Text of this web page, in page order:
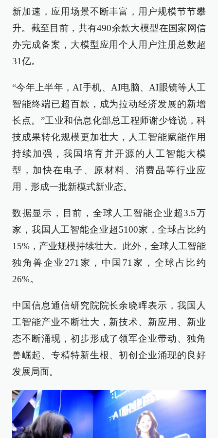
新加速，应用场景不断丰富，用户规模节节攀
升。截至目前，共有490余款大模型在国家网信
办完成备案，大模型应用个人用户注册总数超
31亿。
“今年上半年，AI手机、AI电脑、AI眼镜等人工
智能终端已超百款，成为拉动经济发展的新增
长点。”工业和信息化部总工程师谢少锋说，科
技成果转化规模更加壮大，人工智能赋能作用
持续加强，我国培育并开源的人工智能大模
型，加快在电子、原材料、消费品等行业应
用，形成一批新模式新业态。
数据显示，目前，全球人工智能企业超3.5万
家，我国人工智能企业超5100家，全球占比约
15%，产业规模持续壮大。此外，全球人工智能
独角兽企业271家，中国71家，全球占比约
26%。
中国信息通信研究院院长余晓晖表示，我国人
工智能产业不断壮大，新技术、新应用、新业
态不断涌现，初步形成了领军企业带动、独角
兽崛起、专精特新生根、初创企业涌现的良好
发展局面。